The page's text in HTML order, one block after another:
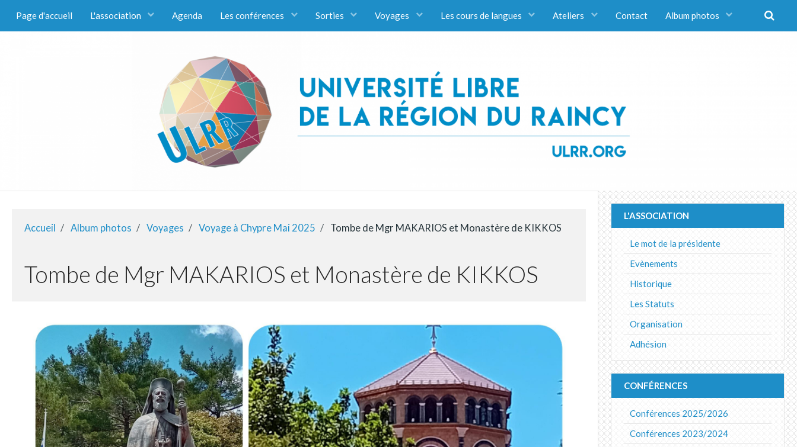
Page d'accueil L'association Agenda Les conférences Sorties Voyages Les cours de langues Ateliers Contact Album photos
Accueil Album photos Voyages Voyage à Chypre Mai 2025 Tombe de Mgr MAKARIOS et Monastère de KIKKOS
Tombe de Mgr MAKARIOS et Monastère de KIKKOS
L'ASSOCIATION
Le mot de la présidente
Evènements
Historique
Les Statuts
Organisation
Adhésion
CONFÉRENCES
Conférences 2025/2026
Conférences 2023/2024